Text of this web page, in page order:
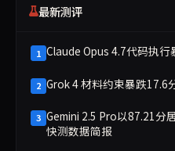
最新测评
1 Claude Opus 4.7代码执
2 Grok 4 材料约束暴跌17.6
3 Gemini 2.5 Pro以87.21分
快测数据简报